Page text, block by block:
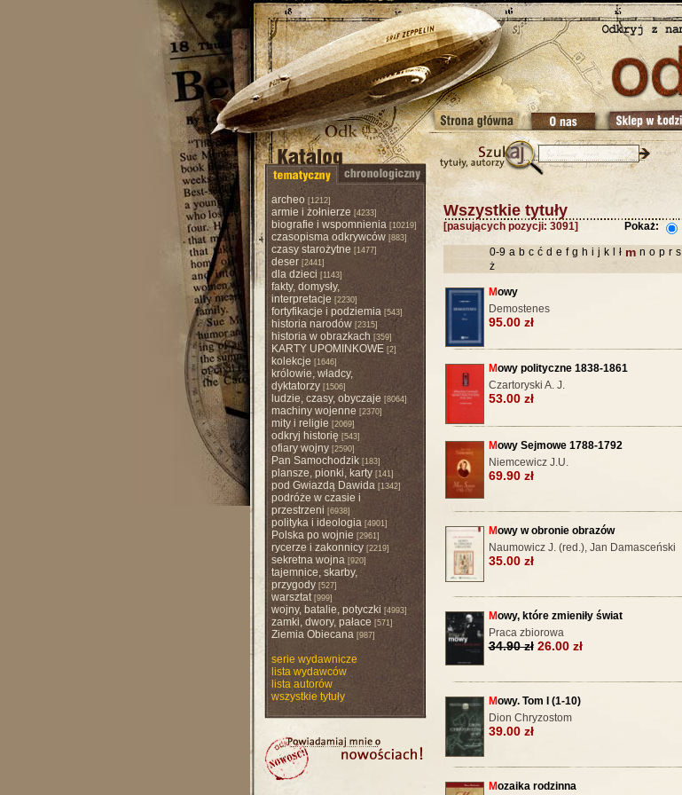
archeo [1212]
armie i żołnierze [4233]
biografie i wspomnienia[10219]
czasopisma odkrywców[883]
czasy starożytne [1477]
deser[2441]
dla dzieci [1143]
fakty, domysły,
interpretacje [2230]
fortyfikacje i podziemia[543]
historia narodów[2315]
historia w obrazkach [359]
KARTY UPOMINKOWE[2]
kolekcje [1646]
królowie, władcy,
dyktatorzy[1506]
ludzie, czasy, obyczaje [8064]
machiny wojenne [2370]
mity i religie [2069]
odkryj historię[543]
ofiary wojny[2590]
Pan Samochodzik[183]
plansze, pionki, karty[141]
pod Gwiazdą Dawida[1342]
podróże w czasie i
przestrzeni [6938]
polityka i ideologia[4901]
Polska po wojnie [2961]
rycerze i zakonnicy[2219]
sekretna wojna[920]
tajemnice, skarby,
przygody[527]
warsztat[999]
wojny, batalie, potyczki [4993]
zamki, dwory, pałace [571]
Ziemia Obiecana[987]
serie wydawnicze
lista wydawców
lista autorów
wszystkie tytuły
Wszystkie tytuły
Pokaż:
[pasujących pozycji: 3091]
0-9 a b c ć d e f g h i j k ł m n o p r s
ż
Mowy
Demostenes
95.00 zł
Mowy polityczne 1838-1861
Czartoryski A. J.
53.00 zł
Mowy Sejmowe 1788-1792
Niemcewicz J.U.
69.90 zł
Mowy w obronie obrazów
Naumowicz J. (red.), Jan Damasceński
35.00 zł
Mowy, które zmieniły świat
Praca zbiorowa
34.90 zł 26.00 zł
Mowy. Tom I (1-10)
Dion Chryzostom
39.00 zł
Mozaika rodzinna